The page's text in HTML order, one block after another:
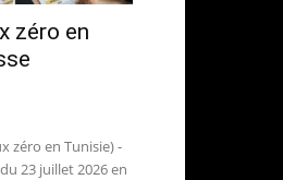
zéro en
zéro en Tunisie) -
23 juillet 2026 en